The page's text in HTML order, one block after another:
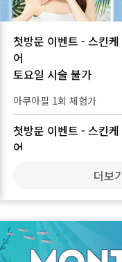
첫방문 이벤트 - 스킨케
어
토요일 시술 불가
아쿠아필 1회 체험가
첫방문 이벤트 - 스킨케
어
첫방문 이벤트 - 스킨케
어
토요일 시술 불가
더보